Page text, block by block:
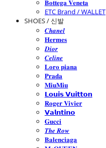
𝐁𝐨𝐭𝐭𝐞𝐠𝐚 𝐕𝐞𝐧𝐞𝐭𝐚
ETC Brand / WALLET
SHOES / 신발
𝑪𝒉𝒂𝒏𝒆𝒍
𝐇𝐞𝐫𝐦𝐞𝐬
𝑫𝒊𝒐𝒓
𝑪𝒆𝒍𝒊𝒏𝒆
𝐋𝐨𝐫𝐨 𝐩𝐢𝐚𝐧𝐚
𝐏𝐫𝐚𝐝𝐚
𝐌𝐢𝐮𝐌𝐢𝐮
𝗟𝗼𝘂𝗶𝘀 𝗩𝘂𝗶𝘁𝘁𝗼𝗻
𝐑𝐨𝐠𝐞𝐫 𝐕𝐢𝐯𝐢𝐞𝐫
𝗩𝗮𝗹𝗻𝘁𝗶𝗻𝗼
𝐆𝐮𝐜𝐜𝐢
𝑻𝒉𝒆 𝑹𝒐𝒘
𝐁𝐚𝐥𝐞𝐧𝐜𝐢𝐚𝐠𝐚